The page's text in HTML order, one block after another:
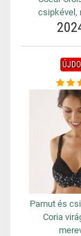
csipkével,
Pamut és
Coria